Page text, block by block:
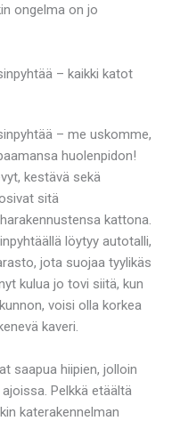
ongelma on jo
– kaikki katot
– me uskomme,
huolenpidon!
kestävä sekä
sitä
kattona.
löytyy autotalli,
jota suojaa tyylikäs
kulua jo tovi siitä, kun
voisi olla korkea
kaveri.
saapua hiipien, jolloin
Pelkkä etäältä
katerakennelman